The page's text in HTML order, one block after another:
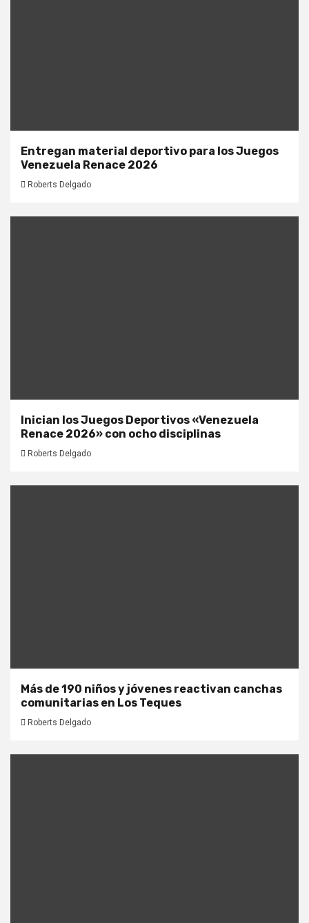
Entregan material deportivo para los Juegos
Venezuela Renace 2026
Roberts Delgado
Inician los Juegos Deportivos «Venezuela
Renace 2026» con ocho disciplinas
Roberts Delgado
Más de 190 niños y jóvenes reactivan canchas
comunitarias en Los Teques
Roberts Delgado